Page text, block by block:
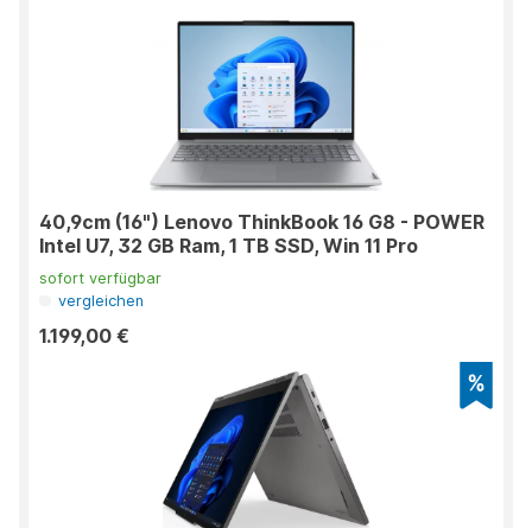
40,9cm (16") Lenovo ThinkBook 16 G8 - POWER
Intel U7, 32 GB Ram, 1 TB SSD, Win 11 Pro
sofort verfügbar
vergleichen
1.199,00 €